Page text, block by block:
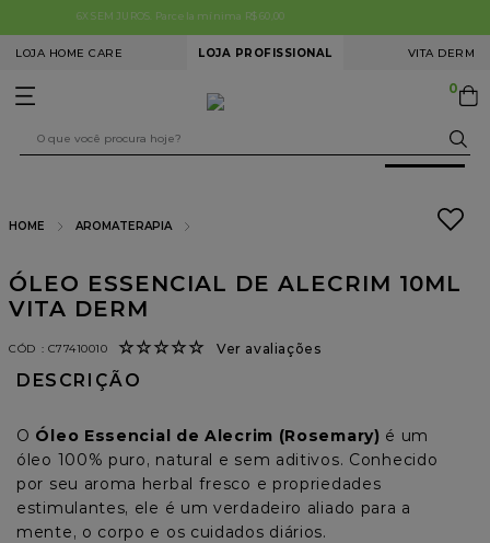
FRETE FIXO para São Paulo Capital R$ 13,90
LOJA HOME CARE LOJA PROFISSIONAL VITA DERM
0
O que você procura hoje?
-30%OFF
AROMATERAPIA
ÓLEO ESSENCIAL DE ALECRIM 10ML
VITA DERM
: C77410010 ☆☆☆☆☆ Ver avaliações
DESCRIÇÃO
O Óleo Essencial de Alecrim (Rosemary) é um
óleo 100% puro, natural e sem aditivos. Conhecido
por seu aroma herbal fresco e propriedades
estimulantes, ele é um verdadeiro aliado para a
mente, o corpo e os cuidados diários.
TERMOS MAIS BUSCADOS
estímulo colágeno
7 º tech peel premium
8 º cabelo